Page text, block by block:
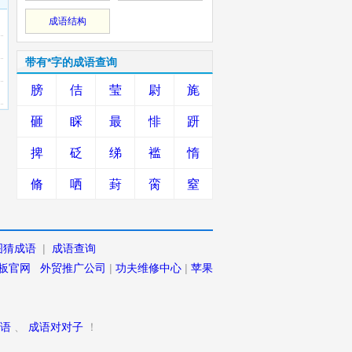
成语结构
带有*字的成语查询
膀 佶 莹 尉 旄
砸 睬 最 悱 趼
捭 砭 绨 褴 惰
脩 哂 葑 脔 窒
猜成语 |
成语查询
官网
外贸推广公司 | 功夫维修中心 | 苹果
成语对对子 ！